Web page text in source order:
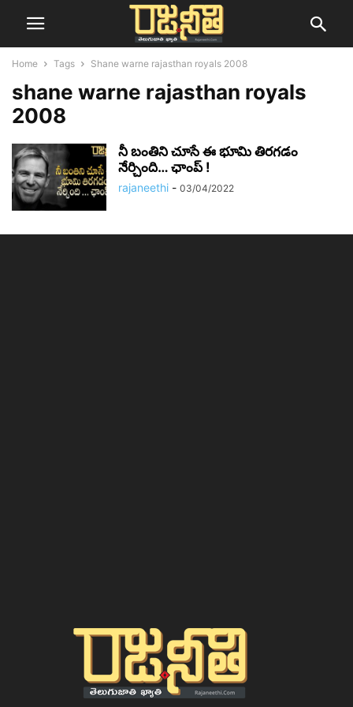
Home Tags Shane warne rajasthan royals 2008
shane warne rajasthan royals
2008
నీ బంతిని చూసే ఈ భూమి తిరగడం
నేర్చింది… ఛాంప్ !
rajaneethi - 03/04/2022